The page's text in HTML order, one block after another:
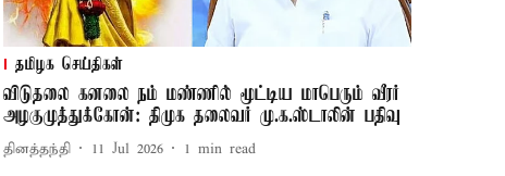
தமிழக செய்திகள்
விடுதலை கனலை நம் மண்ணில் மூட்டிய மாபெரும் வீரர்
அழகுமுத்துக்கோன்: திமுக தலைவர் மு.க.ஸ்டாலின் பதிவு
தினத்தந்தி 11 Jul 2026 1 min read